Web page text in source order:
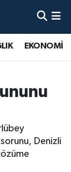
EKONOMİ
sorunu, Denizli